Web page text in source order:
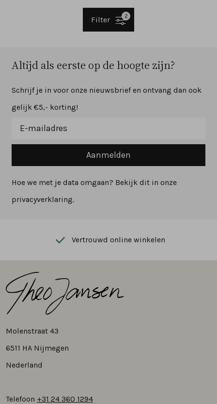
2
Filter
Altijd als eerste op de hoogte zijn?
Schrijf je in voor onze nieuwsbrief en ontvang dan ook
gelijk €5,- korting!
Aanmelden
Hoe we met je data omgaan? Bekijk dit in onze
privacyverklaring.
Vertrouwd online winkelen
Molenstraat 43
6511 HA Nijmegen
Nederland
Telefoon +31 24 360 1294